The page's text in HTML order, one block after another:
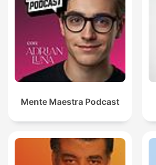
Mente Maestra Podcast